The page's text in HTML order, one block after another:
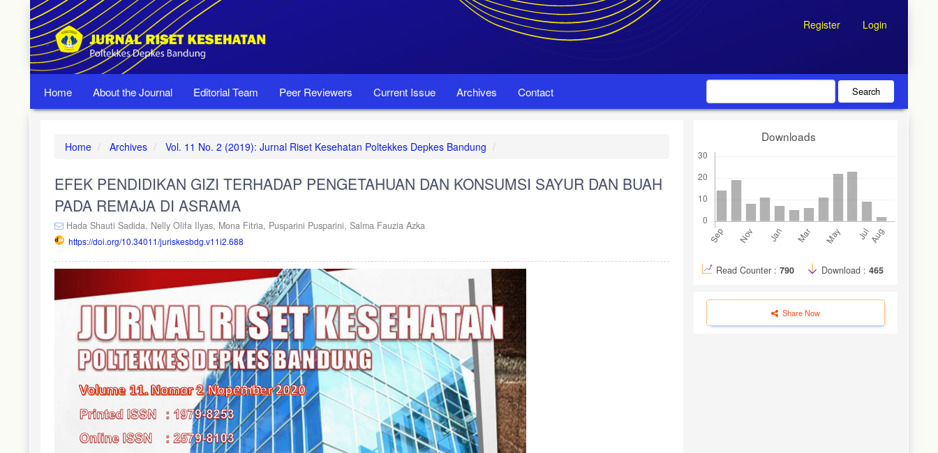
content
Main
Navigation
Register Login
Home About the Journal Editorial Team Peer Reviewers Current Issue Archives Contact Search
Home Archives Vol. 11 No. 2 (2019): Jurnal Riset Kesehatan Poltekkes Depkes Bandung
EFEK PENDIDIKAN GIZI TERHADAP PENGETAHUAN DAN KONSUMSI SAYUR DAN BUAH
PADA REMAJA DI ASRAMA
Hada Shauti Sadida, Nelly Olifa Ilyas, Mona Fitria, Pusparini Pusparini, Salma Fauzia Azka
https://doi.org/10.34011/juriskesbdg.v11i2.688
Article
Sidebar
Downloads
Read Counter : 790 Download : 465
Share Now